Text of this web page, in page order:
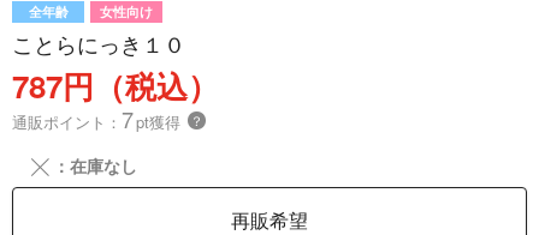
全年齢 女性向け
ことらにっき１０
787円（税込）
通販ポイント： 7pt獲得 ？
╳ ：在庫なし
再販希望